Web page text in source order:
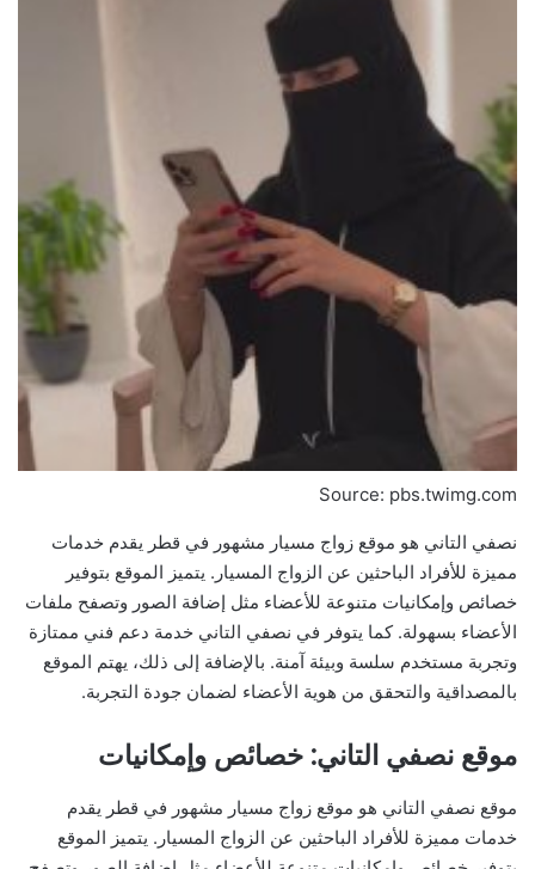
Source: pbs.twimg.com
نصفي التاني هو موقع زواج مسيار مشهور في قطر يقدم خدمات
مميزة للأفراد الباحثين عن الزواج المسيار. يتميز الموقع بتوفير
خصائص وإمكانيات متنوعة للأعضاء مثل إضافة الصور وتصفح ملفات
الأعضاء بسهولة. كما يتوفر في نصفي التاني خدمة دعم فني ممتازة
وتجربة مستخدم سلسة وبيئة آمنة. بالإضافة إلى ذلك، يهتم الموقع
بالمصداقية والتحقق من هوية الأعضاء لضمان جودة التجربة.
موقع نصفي التاني: خصائص وإمكانيات
موقع نصفي التاني هو موقع زواج مسيار مشهور في قطر يقدم
خدمات مميزة للأفراد الباحثين عن الزواج المسيار. يتميز الموقع